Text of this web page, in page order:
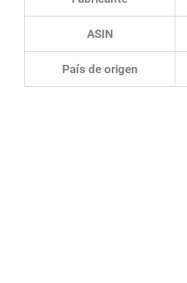
ASIN
País de origen